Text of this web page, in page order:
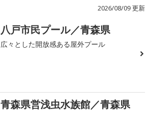
2026/08/09 更新
八戸市民プール／青森県
広々とした開放感ある屋外プール
青森県営浅虫水族館／青森県